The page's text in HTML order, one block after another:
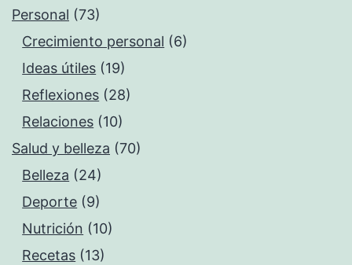
Personal (73)
Crecimiento personal (6)
Ideas útiles (19)
Reflexiones (28)
Relaciones (10)
Salud y belleza (70)
Belleza (24)
Deporte (9)
Nutrición (10)
Recetas (13)